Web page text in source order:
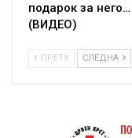
подарок за него…
(ВИДЕО)
ПРЕТХ СЛЕДНА